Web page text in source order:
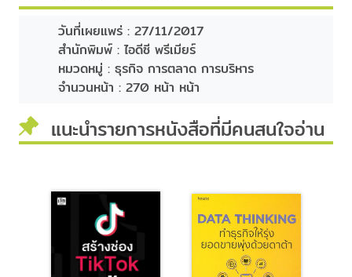
วันที่เผยแพร่ : 27/11/2017
สำนักพิมพ์ : ไอดีซี พรีเมียร์
หมวดหมู่ : ธุรกิจ การตลาด การบริหาร
จำนวนหน้า : 270 หน้า หน้า
แนะนำรายการหนังสือที่มีคนสนใจอ่าน